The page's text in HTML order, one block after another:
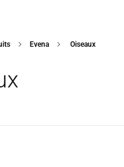
Evena Oiseaux